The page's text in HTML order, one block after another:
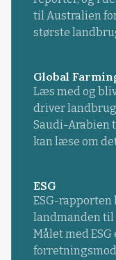
til Australien
største
Global
Læs med og
driver
Saudi-Arabien
kan læse om
ESG
ESG-
landmanden
Målet med